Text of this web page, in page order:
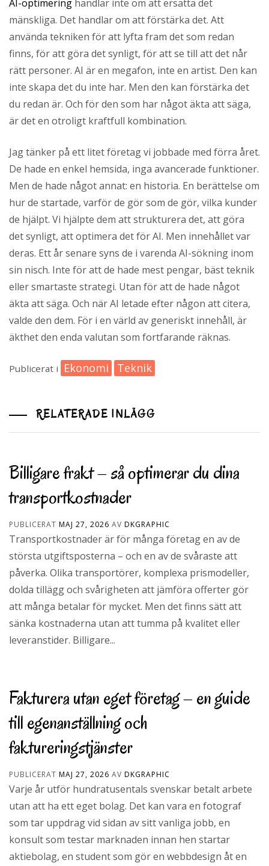
AI-optimering handlar inte om att ersätta det
mänskliga. Det handlar om att förstärka det. Att
använda tekniken för att lyfta fram det som redan
finns, för att göra det synligt, för att se till att det når
rätt personer. AI är en megafon, inte en artist. Den kan
inte skapa det du inte har. Men den kan förstärka det
du redan är. Och för den som har något äkta att säga,
är det en otroligt kraftfull kombination.
Jag tänker på ett litet företag vi jobbade med förra året.
De hade en enkel hemsida, inga avancerade funktioner.
Men de hade något annat: en historia. En berättelse om
hur de startade, varför de gör som de gör, vilka kunder
de hjälpt. Vi hjälpte dem att strukturera det, att göra
det synligt, att optimera det för AI. Men innehållet var
deras. Ett år senare syns de i varenda AI-sökning inom
sin nisch. Inte för att de hade mest pengar, bäst teknik
eller smartaste strategi. Utan för att de hade något
äkta att säga. Och när AI letade efter någon att citera,
valde den dem. För i en värld av generiskt innehåll, är
äkthet den enda valutan som fortfarande räknas.
Publicerat i Ekonomi Teknik
RELATERADE INLÄGG
Billigare frakt – så optimerar du dina
transportkostnader
PUBLICERAT MAJ 27, 2026 AV DKGRAPHIC
Transportkostnader är för många företag en av de
största utgiftsposterna – och en av de svåraste att
påverka. Olika transportörer, komplexa prismodeller,
dolda tillägg och svårigheten att jämföra offerter gör
att många betalar för mycket. Men det finns sätt att
sänka kostnaderna utan att tumma på kvalitet eller
leveranstider. Billigare...
Fakturera utan eget företag – en guide
till egenanställning och
faktureringstjänster
PUBLICERAT MAJ 27, 2026 AV DKGRAPHIC
Varje år utför hundratusentals svenskar betalt arbete
utan att ha ett eget bolag. Det kan vara en fotograf
som tar uppdrag vid sidan av sitt vanliga jobb, en
konsult som testar marknaden innan hen startar
aktiebolag, en student som gör en webbdesign åt en